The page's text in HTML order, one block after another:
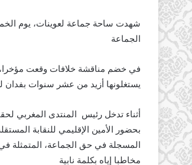
الجماعة
في خضم مناقشة خلافات وقعت مؤخرا،
يستغلونها أزيد من عشر سنوات بفدان
أثناء تدخل رئيس المنتدى المغربي
بحضور الأمين الإقليمي للنقابة
المسجلة في حق الجماعة، المتمثلة
مخاطبا إياه بكلمة نابية